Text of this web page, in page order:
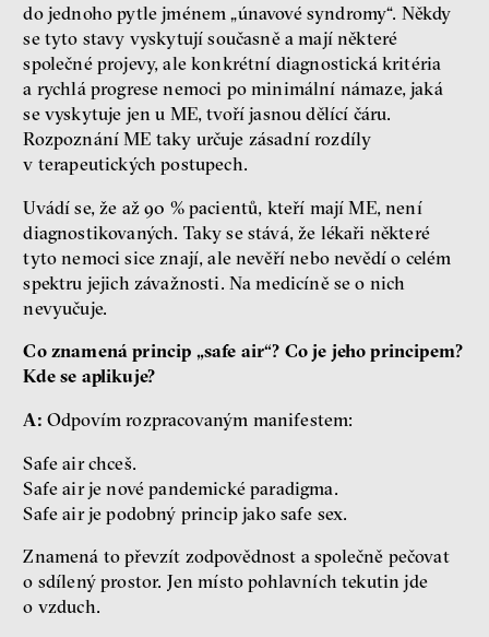
do jednoho pytle jménem „únavové syndromy“. Někdy
se tyto stavy vyskytují současně a mají některé
společné projevy, ale konkrétní diagnostická kritéria
a rychlá progrese nemoci po minimální námaze, jaká
se vyskytuje jen u ME, tvoří jasnou dělící čáru.
Rozpoznání ME taky určuje zásadní rozdíly
v terapeutických postupech.
Uvádí se, že až 90 % pacientů, kteří mají ME, není
diagnostikovaných. Taky se stává, že lékaři některé
tyto nemoci sice znají, ale nevěří nebo nevědí o celém
spektru jejich závažnosti. Na medicíně se o nich
nevyučuje.
Co znamená princip „safe air“? Co je jeho principem?
Kde se aplikuje?
A: Odpovím rozpracovaným manifestem:
Safe air chceš.
Safe air je nové pandemické paradigma.
Safe air je podobný princip jako safe sex.
Znamená to převzít zodpovědnost a společně pečovat
o sdílený prostor. Jen místo pohlavních tekutin jde
o vzduch.